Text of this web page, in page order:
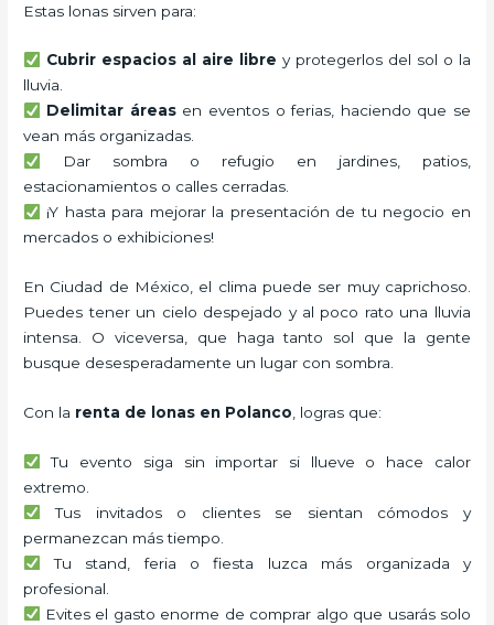
Estas lonas sirven para:
Cubrir espacios al aire libre y protegerlos del sol o la
lluvia.
Delimitar áreasen eventos o ferias, haciendo que se
vean más organizadas.
Dar sombra o refugio en jardines, patios,
estacionamientos o calles cerradas.
¡Y hasta para mejorar la presentación de tu negocio en
mercados o exhibiciones!
En Ciudad de México, el clima puede ser muy caprichoso.
Puedes tener un cielo despejado y al poco rato una lluvia
intensa. O viceversa, que haga tanto sol que la gente
busque desesperadamente un lugar con sombra.
Con la renta de lonas en Polanco , logras que:
Tu evento siga sin importar si llueve o hace calor
extremo.
Tus invitados o clientes se sientan cómodos y
permanezcan más tiempo.
Tu stand, feria o fiesta luzca más organizada y
profesional.
Evites el gasto enorme de comprar algo que usarás solo